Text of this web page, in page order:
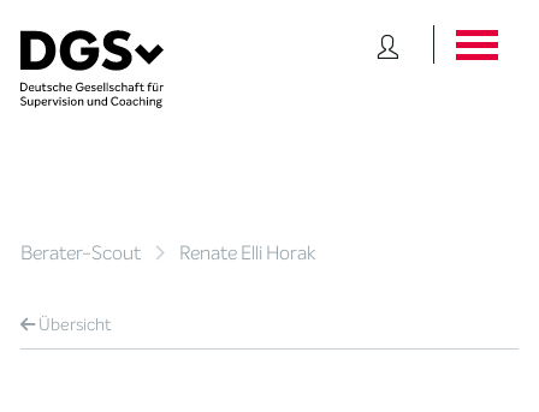
Berater-Scout Renate Elli Horak
Übersicht